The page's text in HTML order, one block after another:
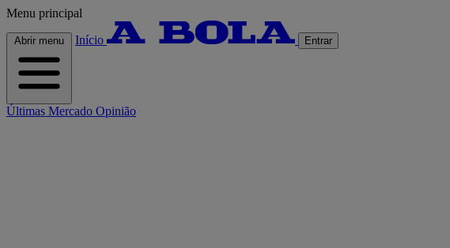
Menu principal
Abrir menu Início Entrar
Últimas Mercado Opinião